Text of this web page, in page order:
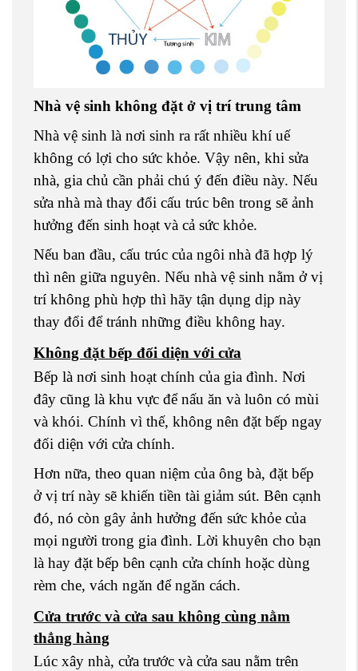
Nhà vệ sinh không đặt ở vị trí trung tâm
Nhà vệ sinh là nơi sinh ra rất nhiều khí uế
không có lợi cho sức khỏe. Vậy nên, khi sửa
nhà, gia chủ cần phải chú ý đến điều này. Nếu
sửa nhà mà thay đổi cấu trúc bên trong sẽ ảnh
hưởng đến sinh hoạt và cả sức khỏe.
Nếu ban đầu, cấu trúc của ngôi nhà đã hợp lý
thì nên giữa nguyên. Nếu nhà vệ sinh nằm ở vị
trí không phù hợp thì hãy tận dụng dịp này
thay đổi để tránh những điều không hay.
Không đặt bếp đối diện với cửa
Bếp là nơi sinh hoạt chính của gia đình. Nơi
đây cũng là khu vực để nấu ăn và luôn có mùi
và khói. Chính vì thế, không nên đặt bếp ngay
đối diện với cửa chính.
Hơn nữa, theo quan niệm của ông bà, đặt bếp
ở vị trí này sẽ khiến tiền tài giảm sút. Bên cạnh
đó, nó còn gây ảnh hưởng đến sức khỏe của
mọi người trong gia đình. Lời khuyên cho bạn
là hay đặt bếp bên cạnh cửa chính hoặc dùng
rèm che, vách ngăn để ngăn cách.
Cửa trước và cửa sau không cùng nằm
thẳng hàng
Lúc xây nhà, cửa trước và cửa sau nằm trên